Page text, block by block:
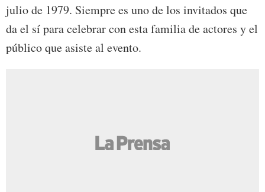
julio de 1979. Siempre es uno de los invitados que
da el sí para celebrar con esta familia de actores y el
público que asiste al evento.